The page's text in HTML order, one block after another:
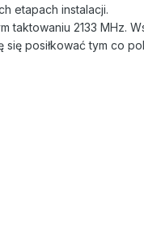
etapach instalacji.
taktowaniu 2133 MHz.
posiłkować tym co